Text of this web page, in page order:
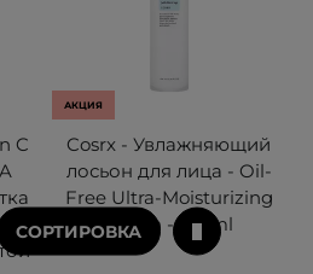
C
АКЦИЯ
Cosrx - Увлажняющий
лосьон для лица - Oil-
Free Ultra-Moisturizing
Lotion - 100ml
СОРТИРОВКА